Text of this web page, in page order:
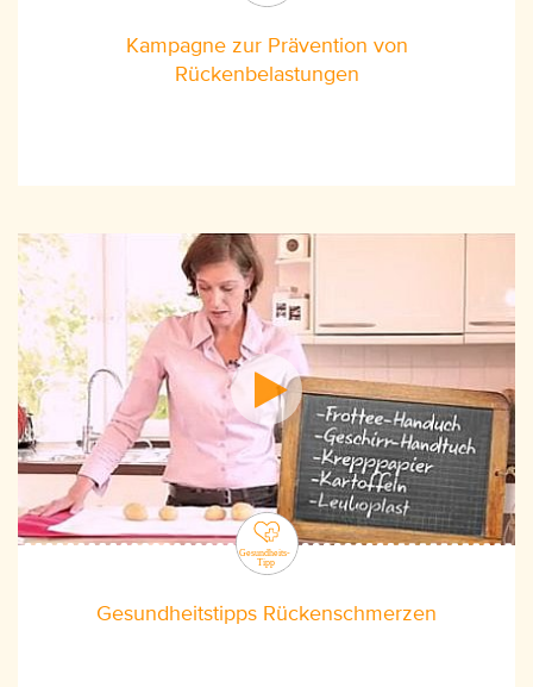
Kampagne zur Prävention von
Rückenbelastungen
Gesundheitstipps Rückenschmerzen